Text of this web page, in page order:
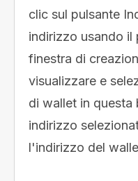
clic sul pulsante
indirizzo usando il
finestra di
visualizzare e
di wallet in
indirizzo
l'indirizzo del